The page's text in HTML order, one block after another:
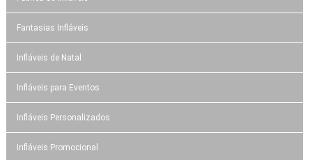
Fantasias Infláveis
Infláveis de Natal
Infláveis para Eventos
Infláveis Personalizados
Infláveis Promocional